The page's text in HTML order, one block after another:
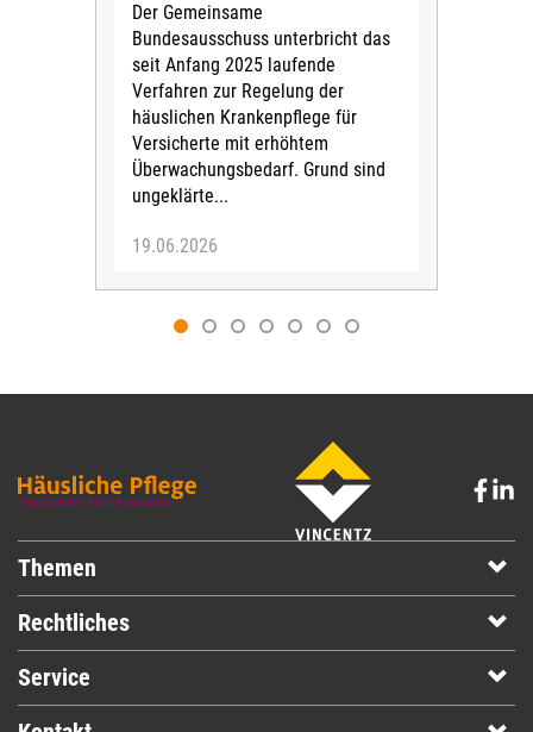
Der Gemeinsame
Bundesausschuss unterbricht das
seit Anfang 2025 laufende
Verfahren zur Regelung der
häuslichen Krankenpflege für
Versicherte mit erhöhtem
Überwachungsbedarf. Grund sind
ungeklärte...
19.06.2026
Themen
Rechtliches
Service